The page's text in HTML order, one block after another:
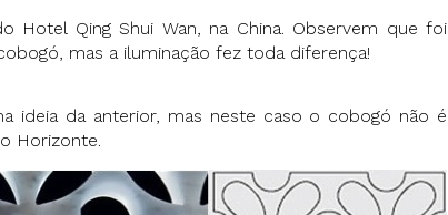
Hotel Qing Shui Wan, na China. Observem que foi
mas a iluminação fez toda diferença!
ideia da anterior, mas neste caso o cobogó não é
Horizonte.